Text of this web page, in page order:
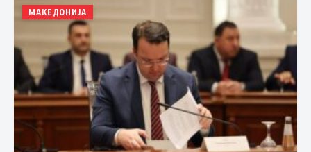
МАКЕДОНИЈА